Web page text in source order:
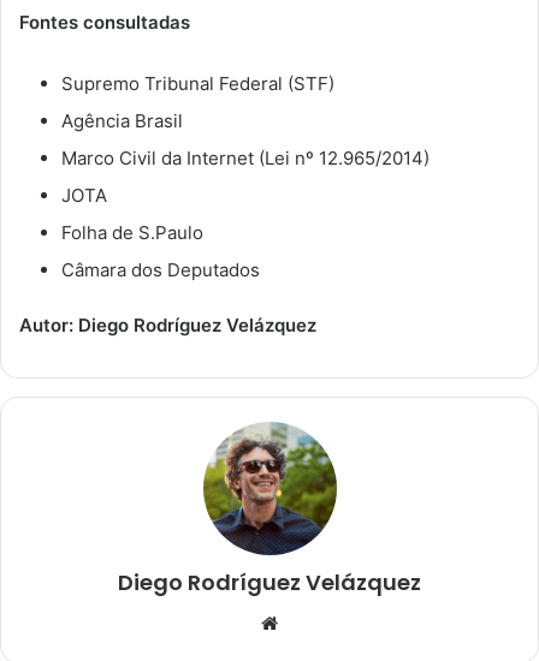
Fontes consultadas
Supremo Tribunal Federal (STF)
Agência Brasil
Marco Civil da Internet (Lei nº 12.965/2014)
JOTA
Folha de S.Paulo
Câmara dos Deputados
Autor: Diego Rodríguez Velázquez
Diego Rodríguez Velázquez